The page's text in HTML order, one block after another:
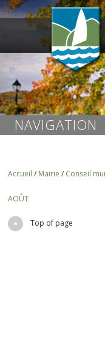
NAVIGATION
Accueil / Mairie / Conseil
AOÛT
Top of page